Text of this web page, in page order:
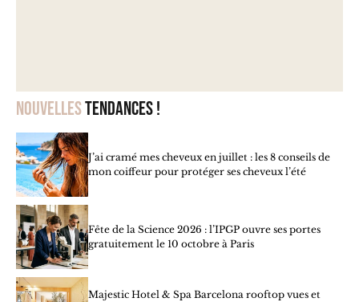
Nouvellestendances !
J’ai cramé mes cheveux en juillet : les 8 conseils de
mon coiffeur pour protéger ses cheveux l’été
Fête de la Science 2026 : l’IPGP ouvre ses portes
gratuitement le 10 octobre à Paris
Majestic Hotel & Spa Barcelona rooftop vues et